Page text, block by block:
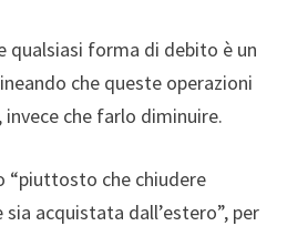
qualsiasi forma di debito è un
che queste operazioni
che farlo diminuire.
“piuttosto che chiudere
sia acquistata dall’estero”, per